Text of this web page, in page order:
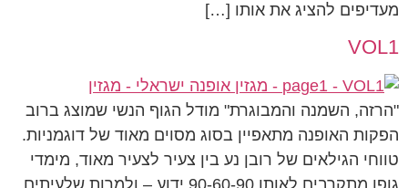
מעדיפים להציג את אותו […]
VOL1
"הרזה, השמנה והמבוגרת" מודל הגוף הנשי שמוצג ברוב
הפקות האופנה מתאפיין בסוג מסוים מאוד של דוגמניות.
טווחי הגילאים של רובן נע בין צעיר לצעיר מאוד, מימדי